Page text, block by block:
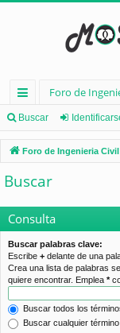
nl
ac
es
rá
pi
d
os
Foro de
Buscar
Foro de Ingenieria
Buscar
Consulta
Buscar palabras clave:
Escribe + delante de una
Crea una lista de palabras
quiere encontrar. Emplea *
Buscar todos los
Buscar cualquier término